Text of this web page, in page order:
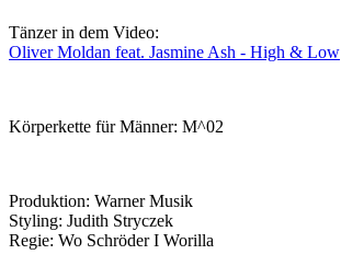
Tänzer in dem Video:
Oliver Moldan feat. Jasmine Ash - High & Low
Körperkette für Männer: M^02
Produktion: Warner Musik
Styling: Judith Stryczek
Regie: Wo Schröder I Worilla